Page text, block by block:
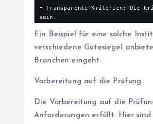
• Transparente Kriterien: Die
sein.
Ein Beispiel für eine solche
verschiedene Gütesiegel
Branchen eingeht.
Vorbereitung auf die Prüfung
Die Vorbereitung auf die
Anforderungen erfüllt. Hier sind